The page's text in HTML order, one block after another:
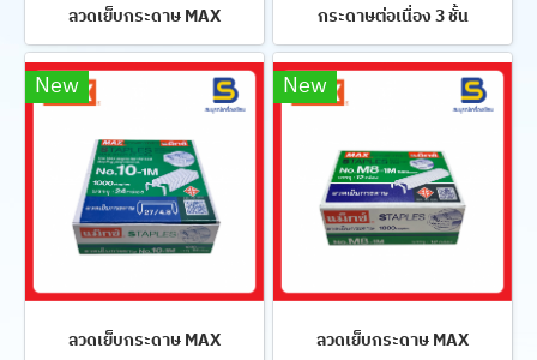
ลวดเย็บกระดาษ MAX กระดาษต่อเนื่อง 3 ชั้น
New
ลวดเย็บกระดาษ MAX
New
ลวดเย็บกระดาษ MAX